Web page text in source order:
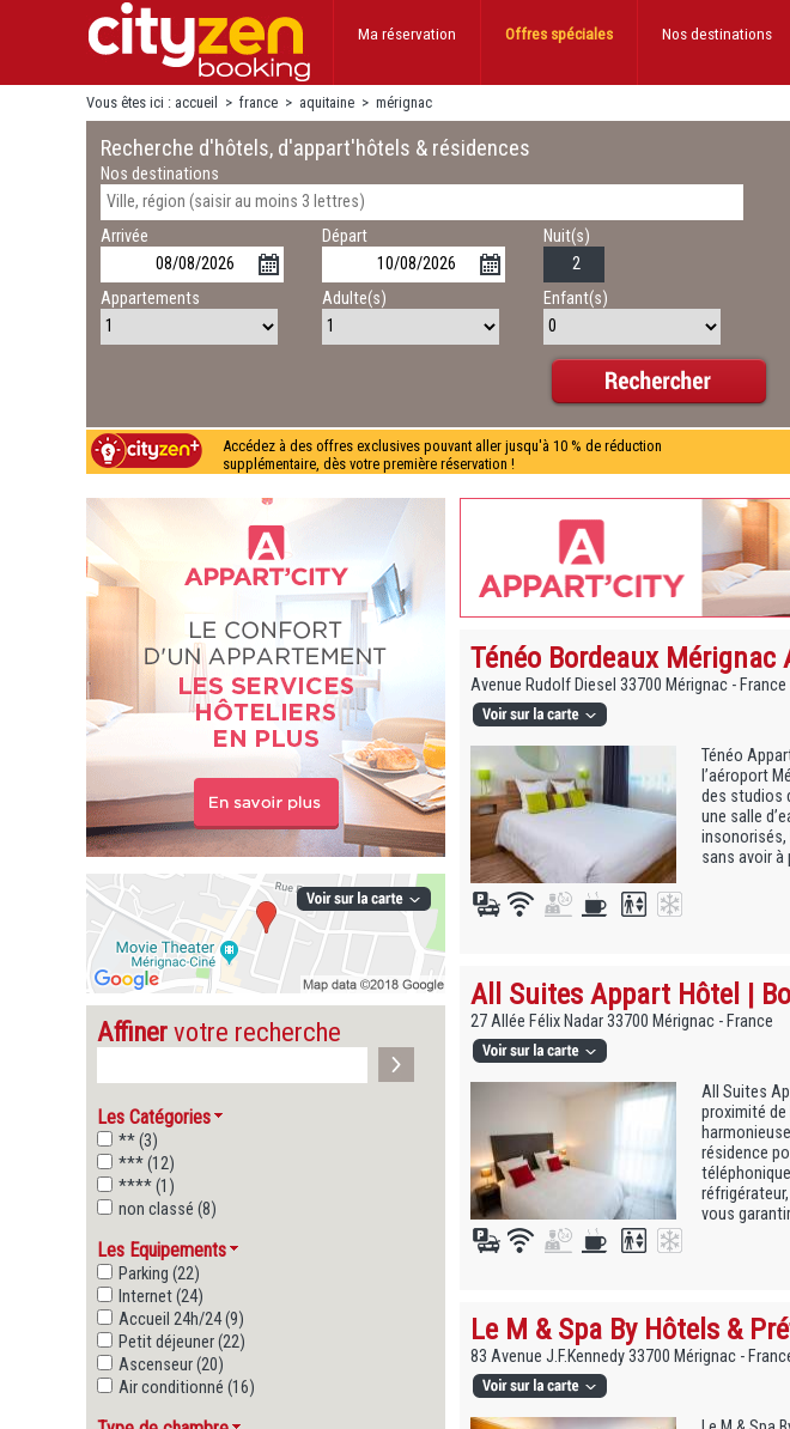
Nos destinations
Offres spéciales
Ma réservation
Vous êtes ici : accueil > france > aquitaine > mérignac
Recherche d'hôtels, d'appart'hôtels & résidences
Nos destinations
Arrivée Départ Nuit(s)
Appartements Adulte(s) Enfant(s)
Accédez à des offres exclusives pouvant aller jusqu'à 10 % de réduction
supplémentaire, dès votre première réservation !
Affinervotre recherche
Les Catégories
** (3)
*** (12)
**** (1)
non classé (8)
Les Equipements
Parking (22)
Internet (24)
Accueil 24h/24 (9)
Petit déjeuner (22)
Ascenseur (20)
Air conditionné (16)
Ténéo Bordeaux Mérignac
Avenue Rudolf Diesel 33700 Mérignac - France
Ténéo
l’aéroport
des studios
une salle
sans avoir à
All Suites Appart Hôtel |
27 Allée Félix Nadar 33700 Mérignac - France
All Suites
proximité de
résidence
vous
Le M & Spa By Hôtels &
83 Avenue J.F.Kennedy 33700 Mérignac -